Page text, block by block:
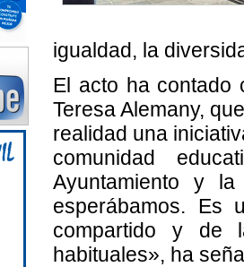
igualdad, la
El acto ha contado
Teresa Alemany,
realidad una
comunidad
Ayuntamiento y
esperábamos. Es
compartido y de
habituales», ha